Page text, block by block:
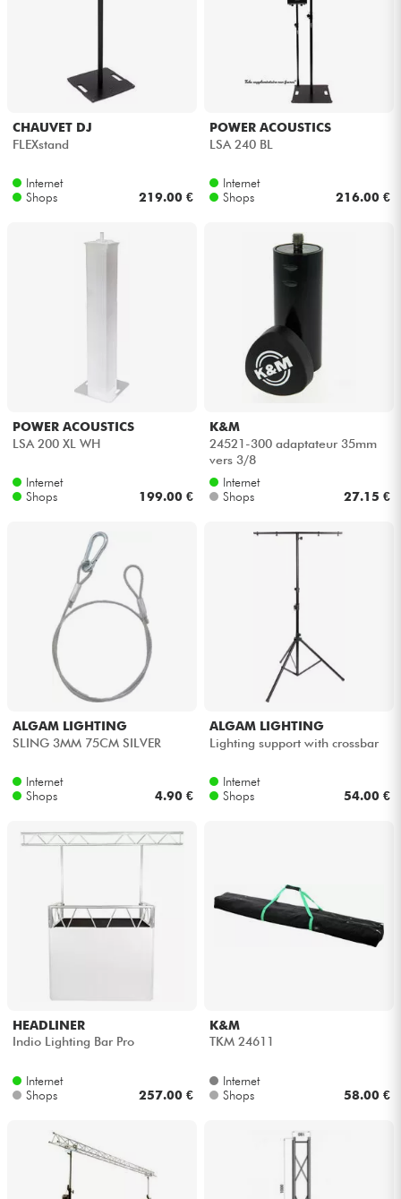
CHAUVET DJ
FLEXstand
Internet
Shops
219.00 €
POWER ACOUSTICS
LSA 240 BL
Internet
Shops
216.00 €
POWER ACOUSTICS
LSA 200 XL WH
Internet
Shops
199.00 €
K&M
24521-300 adaptateur 35mm
vers 3/8
Internet
Shops
27.15 €
ALGAM LIGHTING
SLING 3MM 75CM SILVER
Internet
Shops
4.90 €
ALGAM LIGHTING
Lighting support with crossbar
Internet
Shops
54.00 €
HEADLINER
Indio Lighting Bar Pro
Internet
Shops
257.00 €
K&M
TKM 24611
Internet
Shops
58.00 €